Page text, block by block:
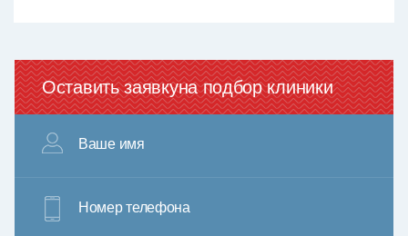
Оставить заявкуна подбор клиники
Ваше имя
Номер телефона